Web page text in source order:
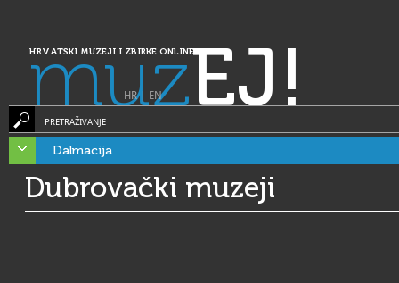
HRVATSKI MUZEJI I ZBIRKE ONLINE
muzEJ!
HR| EN
PRETRAŽIVANJE
Dalmacija
Dubrovački muzeji